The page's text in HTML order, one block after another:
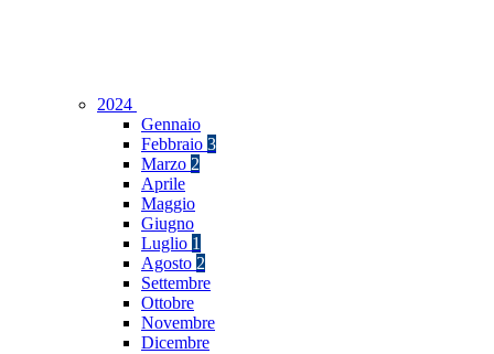
2024
Gennaio
Febbraio 3
Marzo 2
Aprile
Maggio
Giugno
Luglio 1
Agosto 2
Settembre
Ottobre
Novembre
Dicembre